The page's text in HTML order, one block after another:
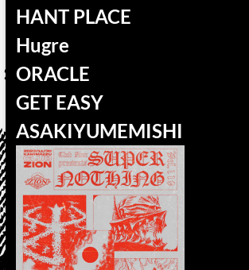
HANT PLACE
Hugre
ORACLE
GET EASY
ASAKIYUMEMISHI